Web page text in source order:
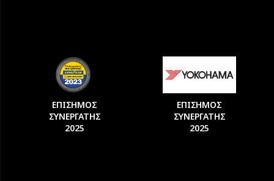
ΕΠΙΣΗΜΟΣ
ΣΥΝΕΡΓΑΤΗΣ
2025
ΕΠΙΣΗΜΟΣ
ΣΥΝΕΡΓΑΤΗΣ
2025